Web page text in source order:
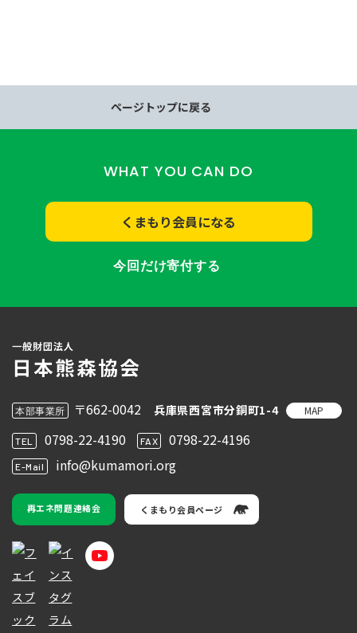
ページトップに戻る
WHAT YOU CAN DO
くまもり会員になる
今回だけ寄付する
本部事業所 〒662-0042 兵庫県西宮市分銅町1-4 MAP
TEL 0798-22-4190 FAX 0798-22-4196
E-Mail info@kumamori.org
再エネ問題連絡会 くまもり会員ページ